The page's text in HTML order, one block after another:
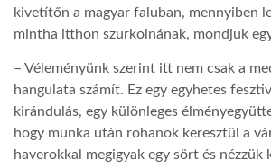
kivetítőn a magyar faluban, mennyiben
mintha itthon szurkolnának, mondjuk
– Véleményünk szerint itt nem csak a
hangulata számít. Ez egy egyhetes
kirándulás, egy különleges
hogy munka után rohanok keresztül a
haverokkal megigyak egy sört és nézzük